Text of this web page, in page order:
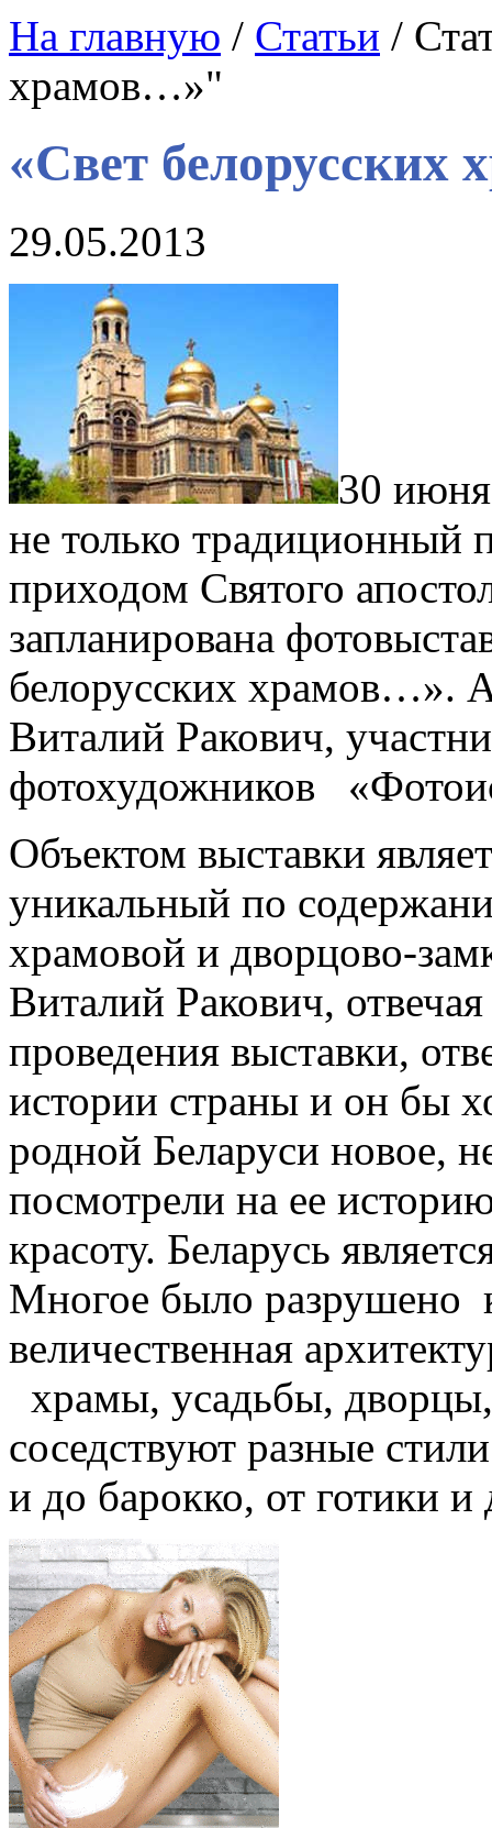
На главную / Статьи /
храмов…»"
«Свет белорусских
29.05.2013
30
не только традиционный
приходом Святого
запланирована
белорусских храмов…».
Виталий Ракович,
фотохудожников
Объектом выставки
уникальный по
храмовой и дворцово-
Виталий Ракович,
проведения выставки,
истории страны и он бы
родной Беларуси новое,
посмотрели на ее
красоту. Беларусь
Многое было разрушено
величественная
храмы, усадьбы,
соседствуют разные
и до барокко, от готики и